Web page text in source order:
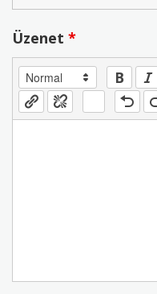
Üzenet *